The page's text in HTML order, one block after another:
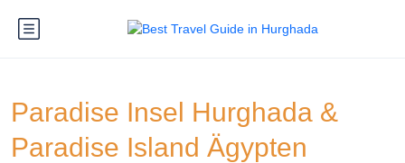
Paradise Insel Hurghada &
Paradise Island Ägypten